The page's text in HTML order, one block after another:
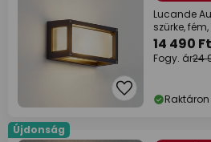
Lucande
szürke,
14 490 Ft
Fogy. ár24
Raktáron
Újdonság